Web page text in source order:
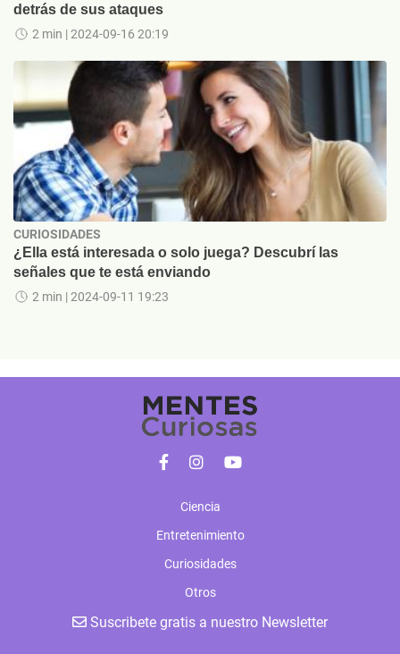
detrás de sus ataques
2 min | 2024-09-16 20:19
CURIOSIDADES
¿Ella está interesada o solo juega? Descubrí las
señales que te está enviando
2 min | 2024-09-11 19:23
Ciencia
Entretenimiento
Curiosidades
Otros
Suscribete gratis a nuestro Newsletter